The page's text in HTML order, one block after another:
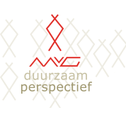
naar
inhoud